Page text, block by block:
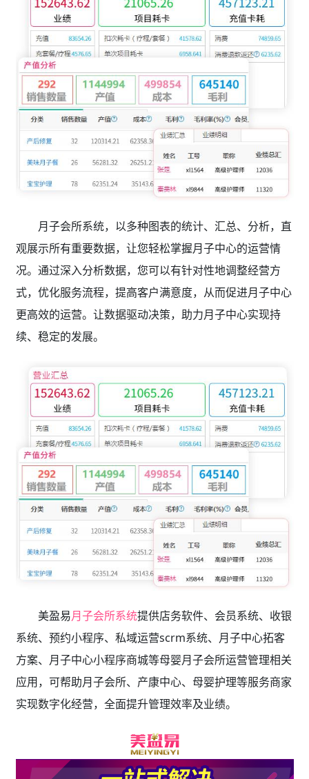
月子会所系统，以多种图表的统计、汇总、分析，直
观展示所有重要数据，让您轻松掌握月子中心的运营情
况。通过深入分析数据，您可以有针对性地调整经营方
式，优化服务流程，提高客户满意度，从而促进月子中心
更高效的运营。让数据驱动决策，助力月子中心实现持
续、稳定的发展。
美盈易月子会所系统提供店务软件、会员系统、收银
系统、预约小程序、私域运营scrm系统、月子中心拓客
方案、月子中心小程序商城等母婴月子会所运营管理相关
应用，可帮助月子会所、产康中心、母婴护理等服务商家
实现数字化经营，全面提升管理效率及业绩。